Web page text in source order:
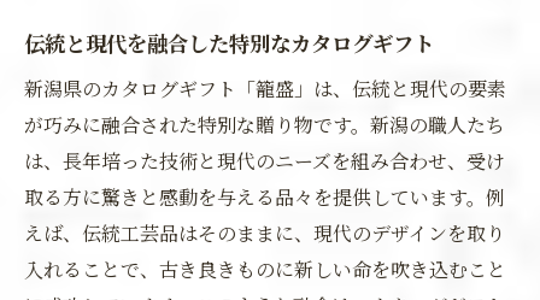
伝統と現代を融合した特別なカタログギフト
新潟県のカタログギフト「籠盛」は、伝統と現代の要素
が巧みに融合された特別な贈り物です。新潟の職人たち
は、長年培った技術と現代のニーズを組み合わせ、受け
取る方に驚きと感動を与える品々を提供しています。例
えば、伝統工芸品はそのままに、現代のデザインを取り
入れることで、古き良きものに新しい命を吹き込むこと